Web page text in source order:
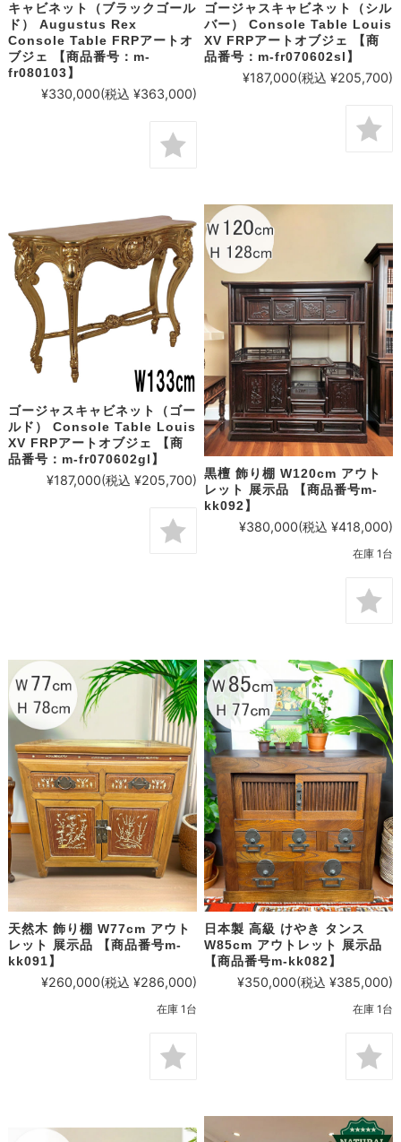
キャビネット（ブラックゴール
ド） Augustus Rex
Console Table FRPアートオ
ブジェ 【商品番号：m-
fr080103】
¥330,000(税込 ¥363,000)
ゴージャスキャビネット（シル
バー） Console Table Louis
XV FRPアートオブジェ 【商
品番号：m-fr070602sl】
¥187,000(税込 ¥205,700)
ゴージャスキャビネット（ゴー
ルド） Console Table Louis
XV FRPアートオブジェ 【商
品番号：m-fr070602gl】
¥187,000(税込 ¥205,700) 黒檀 飾り棚 W120cm アウト
レット 展示品 【商品番号m-
kk092】
¥380,000(税込 ¥418,000)
在庫 1台
天然木 飾り棚 W77cm アウト
レット 展示品 【商品番号m-
kk091】
¥260,000(税込 ¥286,000)
在庫 1台
日本製 高級 けやき タンス
W85cm アウトレット 展示品
【商品番号m-kk082】
¥350,000(税込 ¥385,000)
在庫 1台